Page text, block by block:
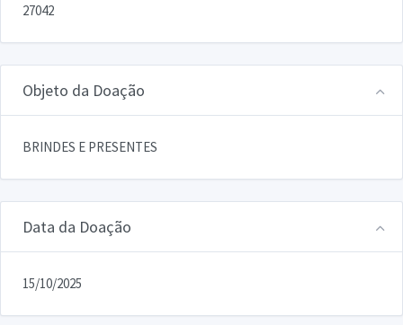
27042
Objeto da Doação
BRINDES E PRESENTES
Data da Doação
15/10/2025